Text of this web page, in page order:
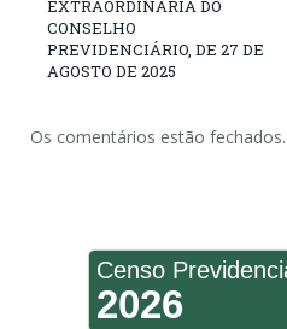
EXTRAORDINÁRIA DO
CONSELHO
PREVIDENCIÁRIO, DE 27 DE
AGOSTO DE 2025
Os comentários estão fechados.
Censo
2026